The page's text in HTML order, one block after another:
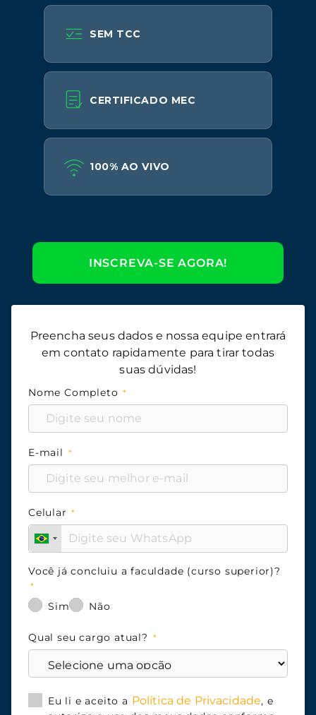
SEM TCC
CERTIFICADO MEC
100% AO VIVO
INSCREVA-SE AGORA!
Preencha seus dados e nossa equipe entrará
em contato rapidamente para tirar todas
suas dúvidas!
Nome Completo
E-mail
Celular
Você já concluiu a faculdade (curso superior)?
Sim Não
Qual seu cargo atual?
Eu li e aceito a Política de Privacidade, e